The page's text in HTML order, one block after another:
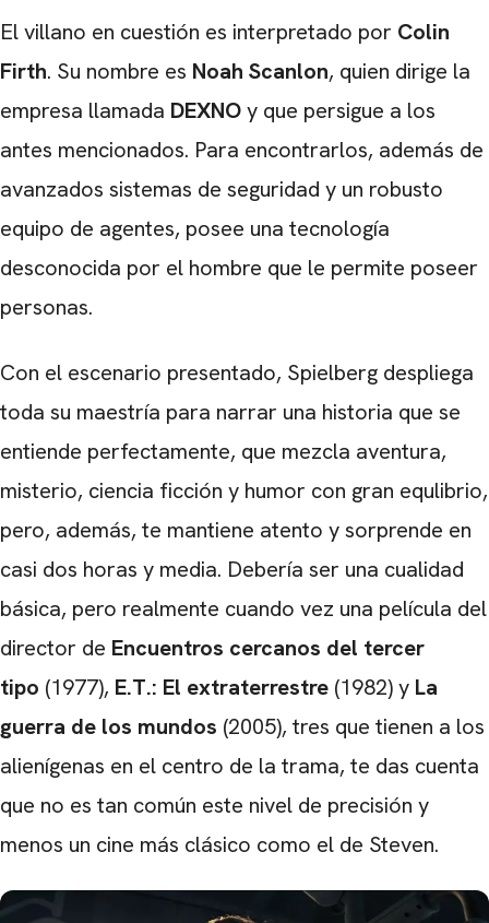
El villano en cuestión es interpretado por Colin
Firth. Su nombre es Noah Scanlon, quien dirige la
empresa llamada DEXNOy que persigue a los
antes mencionados. Para encontrarlos, además de
avanzados sistemas de seguridad y un robusto
equipo de agentes, posee una tecnología
desconocida por el hombre que le permite poseer
personas.
Con el escenario presentado, Spielberg despliega
toda su maestría para narrar una historia que se
entiende perfectamente, que mezcla aventura,
misterio, ciencia ficción y humor con gran equlibrio,
pero, además, te mantiene atento y sorprende en
casi dos horas y media. Debería ser una cualidad
básica, pero realmente cuando vez una película del
director de Encuentros cercanos del tercer
tipo (1977), E.T.: El extraterrestre (1982) y La
guerra de los mundos (2005), tres que tienen a los
alienígenas en el centro de la trama, te das cuenta
que no es tan común este nivel de precisión y
menos un cine más clásico como el de Steven.